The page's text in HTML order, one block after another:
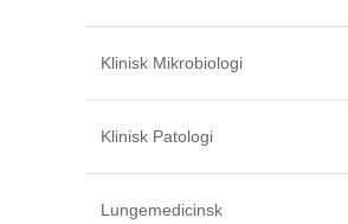
Klinisk Mikrobiologi
Klinisk Patologi
Lungemedicinsk